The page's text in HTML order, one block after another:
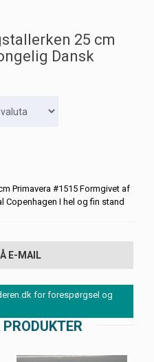
25 cm
Dansk
Primavera #1515 Formgivet af
Copenhagen I hel og fin stand
E-MAIL
for forespørgsel og